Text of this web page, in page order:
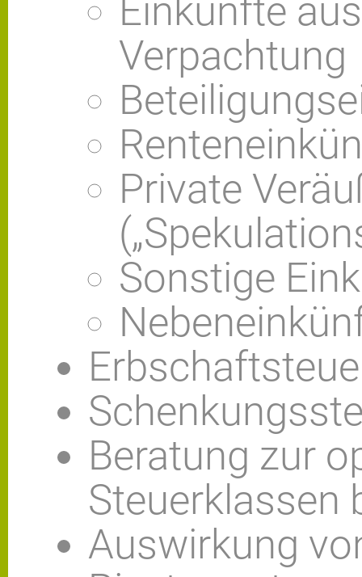
Einkünfte
Verpachtung
Private
Sonstige
Beratung zur
Steuerklassen
Auswirkung